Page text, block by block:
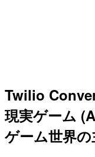
Twilio
現実ゲーム
ゲーム世界